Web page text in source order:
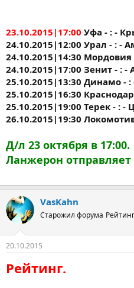
23.10.2015|17:00 Уфа - : -
24.10.2015|12:00 Урал - : -
24.10.2015|14:30 Мордовия
24.10.2015|17:00 Зенит - : -
25.10.2015|13:30 Динамо - :
25.10.2015|16:30
25.10.2015|19:00 Терек - : -
26.10.2015|19:30
Д/л 23 октября в 17:00.
Ланжерон
VasKahn
Старожил форума
20.10.2015
Рейтинг.